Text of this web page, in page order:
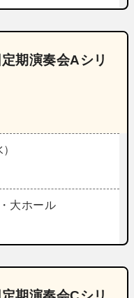
期演奏会Aシリ
大ホール